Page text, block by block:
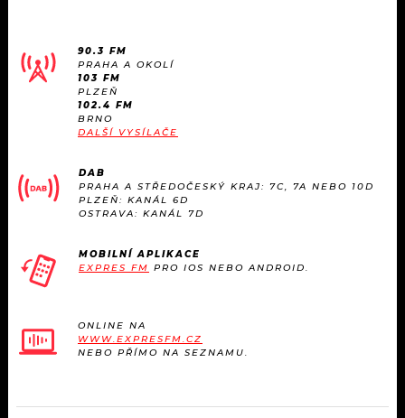
KVÍZY
KULTURA
OSTATNÍ
PLAYLIST
JAK NALADIT
90.3 FM
PRAHA A OKOLÍ
103 FM
PLZEŇ
102.4 FM
BRNO
DALŠÍ VYSÍLAČE
DAB
PRAHA A STŘEDOČESKÝ KRAJ: 7C, 7A NEBO 10D
PLZEŇ: KANÁL 6D
OSTRAVA: KANÁL 7D
MOBILNÍ APLIKACE
EXPRES FM PRO IOS NEBO ANDROID.
ONLINE NA
WWW.EXPRESFM.CZ
NEBO PŘÍMO NA SEZNAMU.